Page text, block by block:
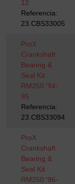
12
Referencia:
23.CBS33005
ProX
Crankshaft
Bearing &
Seal Kit
RM250 '94-
95
Referencia:
23.CBS33094
ProX
Crankshaft
Bearing &
Seal Kit
RM250 '96-